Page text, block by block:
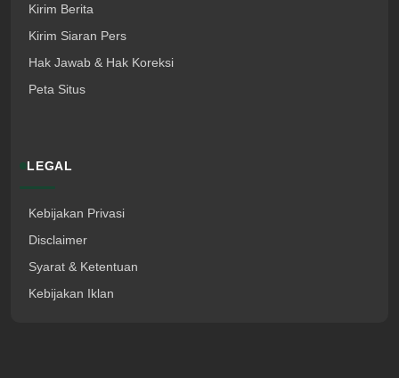
Kirim Berita
Kirim Siaran Pers
Hak Jawab & Hak Koreksi
Peta Situs
LEGAL
Kebijakan Privasi
Disclaimer
Syarat & Ketentuan
Kebijakan Iklan